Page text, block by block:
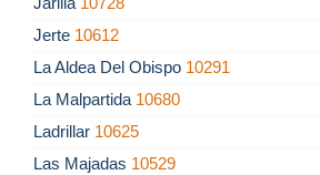
Jerte 10612
La Aldea Del Obispo 10291
La Malpartida 10680
Ladrillar 10625
Las Majadas 10529